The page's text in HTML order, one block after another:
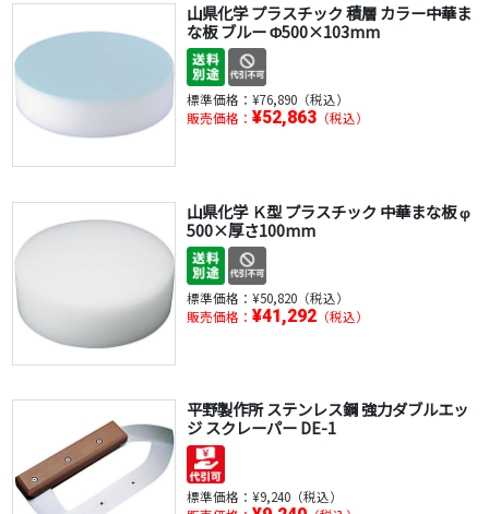
山県化学 プラスチック 積層 カラー中華ま
な板 ブルー Φ500×103mm
標準価格： ¥76,890（税込）
販売価格： ¥52,863（税込）
山県化学 Ｋ型 プラスチック 中華まな板 φ
500×厚さ100mm
標準価格： ¥50,820（税込）
販売価格： ¥41,292（税込）
平野製作所 ステンレス鋼 強力ダブルエッ
ジ スクレーパー DE-1
標準価格： ¥9,240（税込）